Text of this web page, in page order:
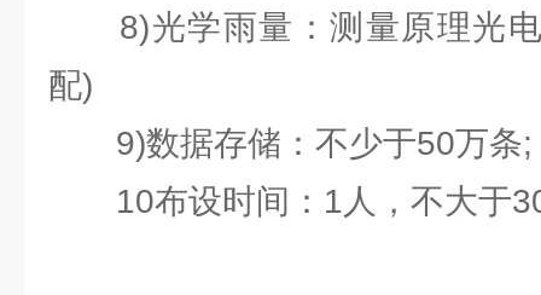
8)光学雨量：测量原理光电
配)
9)数据存储：不少于50万条;
10布设时间：1人，不大于